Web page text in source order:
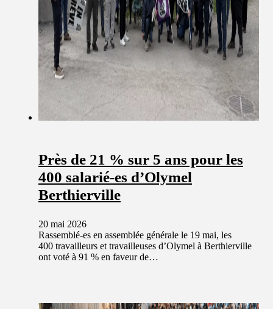
Près de 21 % sur 5 ans pour les
400 salarié-es d’Olymel
Berthierville
20 mai 2026
Rassemblé-es en assemblée générale le 19 mai, les
400 travailleurs et travailleuses d’Olymel à Berthierville
ont voté à 91 % en faveur de…